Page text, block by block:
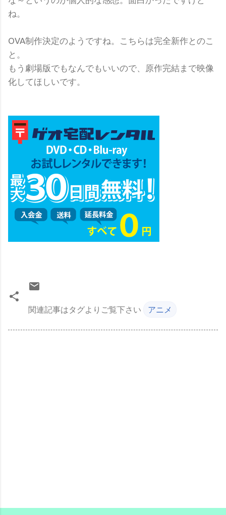
ね。
OVA制作決定のようですね。こちらは完全新作とのこ
と。
もう劇場版でもなんでもいいので、原作完結まで映像
化してほしいです。
関連記事はタグよりご覧下さい アニメ